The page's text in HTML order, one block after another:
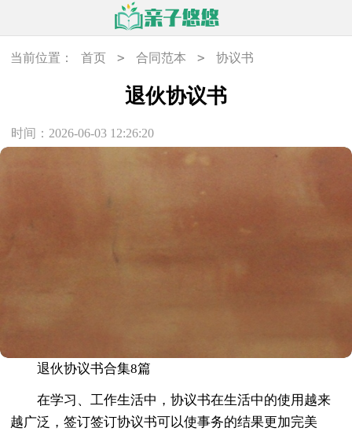
当前位置： 首页 > 合同范本 > 协议书
退伙协议书
时间：2026-06-03 12:26:20
退伙协议书合集8篇
在学习、工作生活中，协议书在生活中的使用越来
越广泛，签订签订协议书可以使事务的结果更加完美